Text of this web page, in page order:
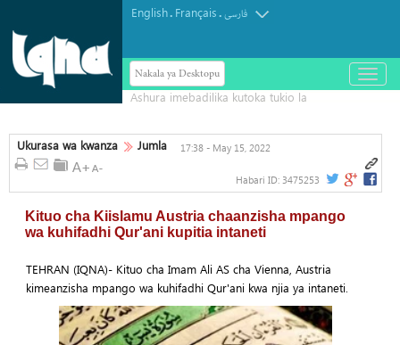
English. Français.فارسی
Nakala ya Desktopu
باز
و
Ukurasa wa kwanza Jumla 17:38 - May 15, 2022
Habari ID: 3475253
Kituo cha Kiislamu Austria chaanzisha mpango
wa kuhifadhi Qur'ani kupitia intaneti
TEHRAN (IQNA)- Kituo cha Imam Ali AS cha Vienna, Austria
kimeanzisha mpango wa kuhifadhi Qur'ani kwa njia ya intaneti.